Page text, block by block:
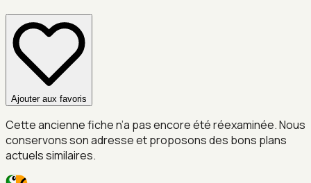
Ajouter aux favoris
Cette ancienne fiche n’a pas encore été réexaminée. Nous
conservons son adresse et proposons des bons plans
actuels similaires.